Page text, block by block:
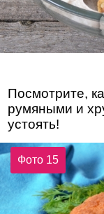
Посмотрите,
румяными и
устоять!
Фото 15